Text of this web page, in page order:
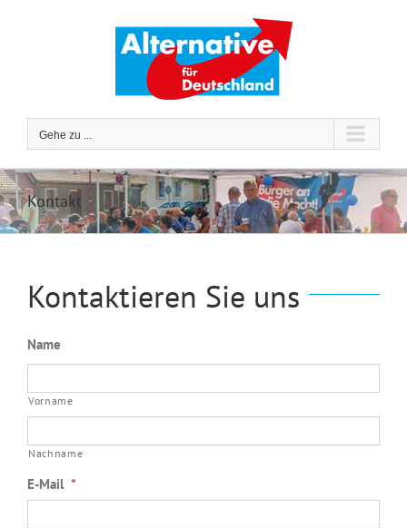
Gehe zu ...
Kontakt
Kontaktieren Sie uns
Name
Vorname
Nachname
E-Mail *